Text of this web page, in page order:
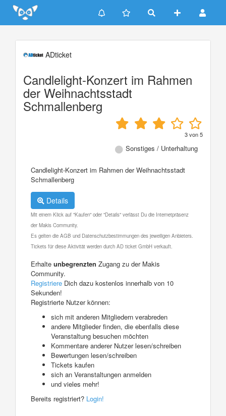
Update cookies preferences
ADticket
Candlelight-Konzert im Rahmen
der Weihnachtsstadt
Schmallenberg
3von5
Sonstiges / Unterhaltung
Candlelight-Konzert im Rahmen der Weihnachtsstadt
Schmallenberg
Details
Mit einem Klick auf "Kaufen" oder "Details" verlässt Du die Internetpräsenz
der Makis Community.
Es gelten die AGB und Datenschutzbestimmungen des jeweiligen Anbieters.
Tickets für diese Aktivität werden durch AD ticket GmbH verkauft.
Erhalte unbegrenzten Zugang zu der Makis
Community.
Registriere Dich dazu kostenlos innerhalb von 10
Sekunden!
Registrierte Nutzer können:
sich mit anderen Mitgliedern verabreden
andere Mitglieder finden, die ebenfalls diese
Veranstaltung besuchen möchten
Kommentare anderer Nutzer lesen/schreiben
Bewertungen lesen/schreiben
Tickets kaufen
sich an Veranstaltungen anmelden
und vieles mehr!
Bereits registriert? Login!